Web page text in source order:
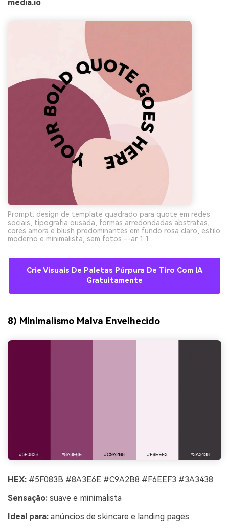
media.io
Prompt: design de template quadrado para quote em redes
sociais, tipografia ousada, formas arredondadas abstratas,
cores amora e blush predominantes em fundo rosa claro, estilo
moderno e minimalista, sem fotos --ar 1:1
Crie Visuais De Paletas Púrpura De Tiro Com IA
Gratuitamente
8) Minimalismo Malva Envelhecido
HEX: #5F083B #8A3E6E #C9A2B8 #F6EEF3 #3A3438
Sensação: suave e minimalista
Ideal para: anúncios de skincare e landing pages